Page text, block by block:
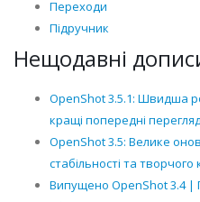
Переходи
Підручник
Нещодавні
OpenShot 3.5.1: Швидша
кращі попередні
OpenShot 3.5: Велике
стабільності та
Випущено OpenShot 3.4 |